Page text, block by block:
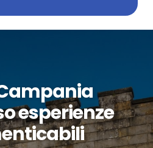
esperienze